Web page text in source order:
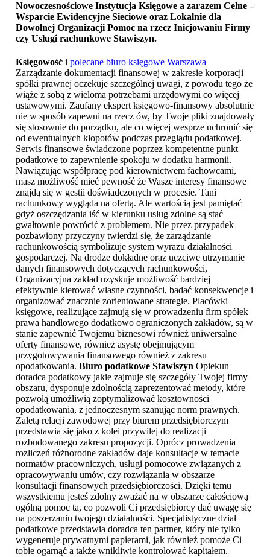
Nowoczesnościowe Instytucja Księgowe a zarazem Celne –
Wsparcie Ewidencyjne Sieciowe oraz Lokalnie dla
Dowolnej Organizacji Pomoc na rzecz Inicjowaniu Firmy
czy Usługi rachunkowe Stawiszyn.
Księgowość i polecane biuro księgowe Warszawa
Zarządzanie dokumentacji finansowej w zakresie korporacji
spółki prawnej oczekuje szczególnej uwagi, z powodu tego że
wiąże z sobą z wieloma potrzebami urzędowymi co więcej
ustawowymi. Zaufany ekspert księgowo-finansowy absolutnie
nie w sposób zapewni na rzecz ów, by Twoje pliki znajdowały
się stosownie do porządku, ale co więcej wesprze uchronić się
od ewentualnych kłopotów podczas przeglądu podatkowej.
Serwis finansowe świadczone poprzez kompetentne punkt
podatkowe to zapewnienie spokoju w dodatku harmonii.
Nawiązując współpracę pod kierownictwem fachowcami,
masz możliwość mieć pewność że Wasze interesy finansowe
znajdą się w gestii doświadczonych w procesie. Tani
rachunkowy wygląda na ofertą. Ale wartością jest pamiętać
gdyż oszczędzania iść w kierunku usług zdolne są stać
gwałtownie powrócić z problemem. Nie przez przypadek
pozbawiony przyczyny twierdzi się, że zarządzanie
rachunkowością symbolizuje system wyrazu działalności
gospodarczej. Na drodze dokładne oraz uczciwe utrzymanie
danych finansowych dotyczących rachunkowości,
Organizacyjna zakład uzyskuje możliwość bardziej
efektywnie kierować własne czynności, badać konsekwencje i
organizować znacznie zorientowane strategie. Placówki
księgowe, realizujące zajmują się w prowadzeniu firm spółek
prawa handlowego dodatkowo ograniczonych zakładów, są w
stanie zapewnić Twojemu biznesowi również uniwersalne
oferty finansowe, również asystę obejmującym
przygotowywania finansowego również z zakresu
opodatkowania. Biuro podatkowe Stawiszyn Opiekun
doradca podatkowy jakie zajmuje się szczegóły Twojej firmy
obszaru, dysponuje zdolnością zaprezentować metody, które
pozwolą umożliwią zoptymalizować kosztowności
opodatkowania, z jednoczesnym szanując norm prawnych.
Zaletą relacji zawodowej przy biurem przedsiębiorczym
przedstawia się jako z kolei przywilej do realizacji
rozbudowanego zakresu propozycji. Oprócz prowadzenia
rozliczeń różnorodne zakładów daje konsultacje w temacie
normatów pracowniczych, usługi pomocowe związanych z
opracowywaniu umów, czy rozwiązania w obszarze
konsultacji finansowych przedsiębiorczości. Dzięki temu
wszystkiemu jesteś zdolny zważać na w obszarze całościową
ogólną pomoc ta, co pozwoli Ci przedsiębiorcy dać uwagę się
na poszerzaniu twojego działalności. Specjalistyczne dział
podatkowe przedstawia doradca ten partner, który nie tylko
wygeneruje prywatnymi papierami, jak również pomoże Ci
tobie ogarnąć a także wnikliwie kontrolować kapitałem.